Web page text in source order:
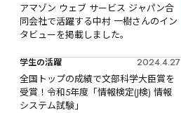
アマゾン ウェブ サービス ジャパン合
同会社で活躍する中村 一樹さんのイン
タビューを掲載しました。
学生の活躍
2024.4.27
全国トップの成績で文部科学大臣賞を
受賞！令和5年度「情報検定(J検) 情報
システム試験」